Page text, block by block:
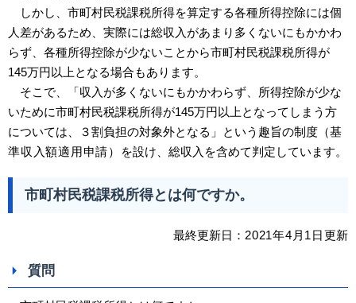
しかし、市町村民税課税所得を算定する各種所得控除には個
人差があるため、実際には総収入があまり多くないにもかかわ
らず、各種所得控除が少ないことから市町村民税課税所得が
145万円以上となる場合もあります。
そこで、「収入が多くないにもかかわらず、所得控除が少な
いために市町村民税課税所得が145万円以上となってしまう方
については、３割負担の対象外となる」という趣旨の制度（基
準収入額適用申請）
を設け、総収入を含めて判定しています。
市町村民税課税所得とは何ですか。
最終更新日： 2021年4 月1日更新
質問